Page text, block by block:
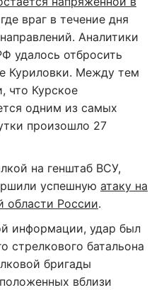
враг в течение дня
Аналитики
удалось отбросить
Куриловки. Между тем
что Курское
одним из самых
произошло 27
на генштаб ВСУ,
успешную атаку на
области России.
информации, удар был
стрелкового батальона
бригады
вблизи